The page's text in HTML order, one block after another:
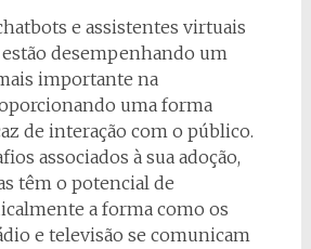
e assistentes virtuais
estão desempenhando um
importante na
uma forma
de interação com o público.
associados à sua adoção,
têm o potencial de
a forma como os
e televisão se comunicam